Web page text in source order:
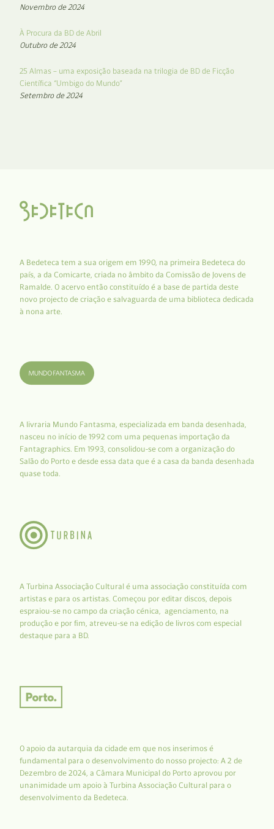
Novembro de 2024
À Procura da BD de Abril
Outubro de 2024
25 Almas – uma exposição baseada na trilogia de BD de Ficção
Científica “Umbigo do Mundo”
Setembro de 2024
A Bedeteca tem a sua origem em 1990, na primeira Bedeteca do
país, a da Comicarte, criada no âmbito da Comissão de Jovens de
Ramalde. O acervo então constituído é a base de partida deste
novo projecto de criação e salvaguarda de uma biblioteca dedicada
à nona arte.
A livraria Mundo Fantasma, especializada em banda desenhada,
nasceu no início de 1992 com uma pequenas importação da
Fantagraphics. Em 1993, consolidou-se com a organização do
Salão do Porto e desde essa data que é a casa da banda desenhada
quase toda.
A Turbina Associação Cultural é uma associação constituída com
artistas e para os artistas. Começou por editar discos, depois
espraiou-se no campo da criação cénica, agenciamento, na
produção e por fim, atreveu-se na edição de livros com especial
destaque para a BD.
O apoio da autarquia da cidade em que nos inserimos é
fundamental para o desenvolvimento do nosso projecto: A 2 de
Dezembro de 2024, a Câmara Municipal do Porto aprovou por
unanimidade um apoio à Turbina Associação Cultural para o
desenvolvimento da Bedeteca.